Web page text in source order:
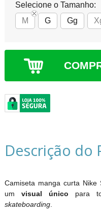
Selecione o Tamanho:
M
G Gg
Descrição do
Camiseta manga curta
um visual único para
skateboarding.